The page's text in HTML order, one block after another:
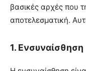
βασικές αρχές που
αποτελεσματική.
1. Ενσυναίσθηση